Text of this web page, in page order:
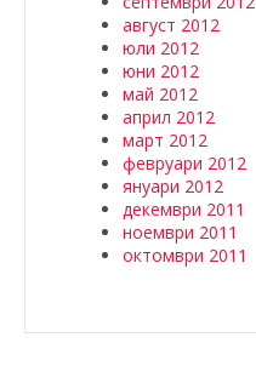
август 2012
юли 2012
юни 2012
май 2012
април 2012
март 2012
февруари 2012
януари 2012
декември 2011
ноември 2011
октомври 2011